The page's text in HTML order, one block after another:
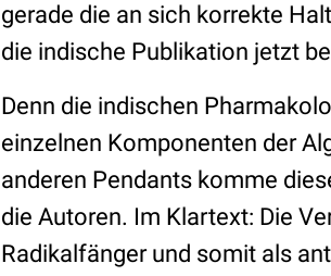
gerade die an sich korrekte
die indische Publikation jetzt
Denn die indischen
einzelnen Komponenten der
anderen Pendants komme
die Autoren. Im Klartext: Die
Radikalfänger und somit als